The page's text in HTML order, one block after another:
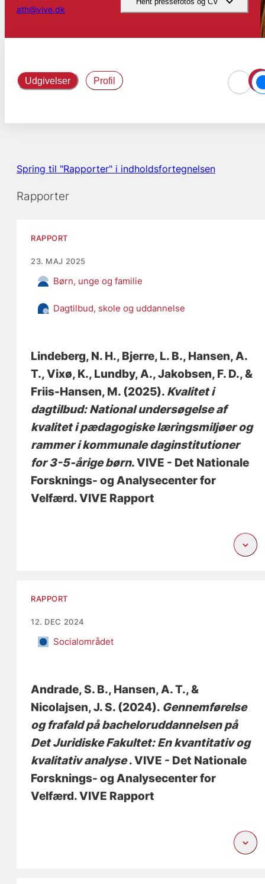
ath@vive.dk
Udgivelser Profil
Spring til "Rapporter" i indholdsfortegnelsen
Rapporter
RAPPORT
23. MAJ 2025
Børn, unge og familie
Dagtilbud, skole og uddannelse
Lindeberg, N. H., Bjerre, L. B., Hansen, A.
T., Vixø, K., Lundby, A., Jakobsen, F. D., &
Friis-Hansen, M. (2025). Kvalitet i
dagtilbud: National undersøgelse af
kvalitet i pædagogiske læringsmiljøer og
rammer i kommunale daginstitutioner
for 3-5-årige børn. VIVE - Det Nationale
Forsknings- og Analysecenter for
Velfærd. VIVE Rapport
RAPPORT
12. DEC 2024
Socialområdet
Andrade, S. B., Hansen, A. T., &
Nicolajsen, J. S. (2024). Gennemførelse
og frafald på bacheloruddannelsen på
Det Juridiske Fakultet: En kvantitativ og
kvalitativ analyse. VIVE - Det Nationale
Forsknings- og Analysecenter for
Velfærd. VIVE Rapport